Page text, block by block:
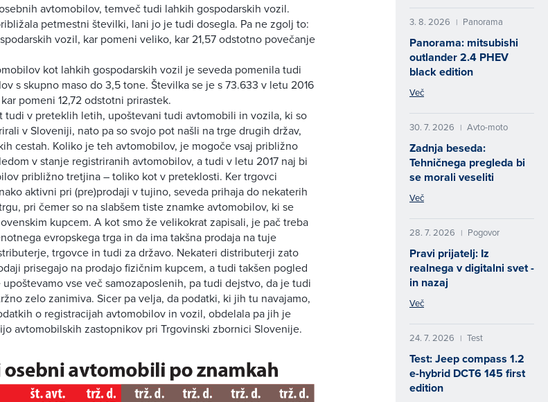
avtomobilov, temveč tudi lahkih gospodarskih vozil.
petmestni številki, lani jo je tudi dosegla. Pa ne zgolj to:
vozil, kar pomeni veliko, kar 21,57 odstotno povečanje
kot lahkih gospodarskih vozil je seveda pomenila tudi
s skupno maso do 3,5 tone. Številka se je s 73.633 v letu 2016
pomeni 12,72 odstotni prirastek.
tudi v preteklih letih, upoštevani tudi avtomobili in vozila, ki so
v Sloveniji, nato pa so svojo pot našli na trge drugih držav,
cestah. Koliko je teh avtomobilov, je mogoče vsaj približno
v stanje registriranih avtomobilov, a tudi v letu 2017 naj bi
približno tretjina – toliko kot v preteklosti. Ker trgovci
aktivni pri (pre)prodaji v tujino, seveda prihaja do nekaterih
pri čemer so na slabšem tiste znamke avtomobilov, ki se
kupcem. A kot smo že velikokrat zapisali, je pač treba
evropskega trga in da ima takšna prodaja na tuje
trgovce in tudi za državo. Nekateri distributerji zato
prisegajo na prodajo fizičnim kupcem, a tudi takšen pogled
vse več samozaposlenih, pa tudi dejstvo, da je tudi
zelo zanimiva. Sicer pa velja, da podatki, ki jih tu navajamo,
o registracijah avtomobilov in vozil, obdelala pa jih je
avtomobilskih zastopnikov pri Trgovinski zbornici Slovenije.
3. 8. 2026 | Panorama
Panorama: mitsubishi
outlander 2.4 PHEV
black edition
Več
30. 7. 2026 | Avto-moto
Zadnja beseda:
Tehničnega pregleda bi
se morali veseliti
Več
28. 7. 2026 | Pogovor
Pravi prijatelj: Iz
realnega v digitalni svet -
in nazaj
Več
24. 7. 2026 | Test
Test: Jeep compass 1.2
e-hybrid DCT6 145 first
edition